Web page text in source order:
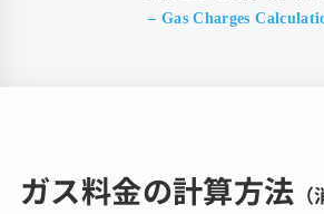
– Gas Charges
ガス料金の計算方法